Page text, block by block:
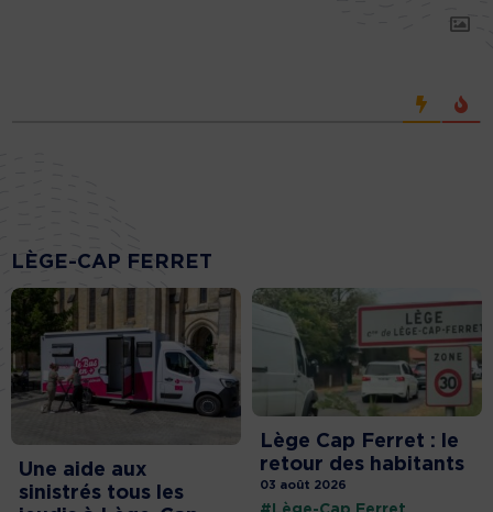
LÈGE-CAP FERRET
Une aide aux
sinistrés tous les
Lège Cap Ferret : le
retour des habitants
03 août 2026